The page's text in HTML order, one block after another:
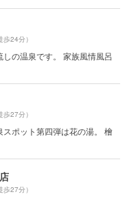
歩24分）
の温泉です。 家族風情風呂
歩27分）
ポット第四弾は花の湯。 檜
歩27分）